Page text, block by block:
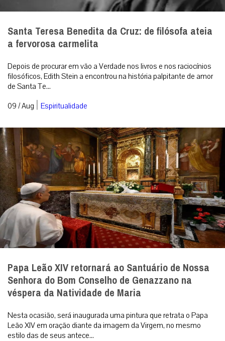
Santa Teresa Benedita da Cruz: de filósofa ateia
a fervorosa carmelita
Depois de procurar em vão a Verdade nos livros e nos raciocínios
filosóficos, Edith Stein a encontrou na história palpitante de amor
de Santa Te...
09 / Aug | Espiritualidade
Papa Leão XIV retornará ao Santuário de Nossa
Senhora do Bom Conselho de Genazzano na
véspera da Natividade de Maria
Nesta ocasião, será inaugurada uma pintura que retrata o Papa
Leão XIV em oração diante da imagem da Virgem, no mesmo
estilo das de seus antece...